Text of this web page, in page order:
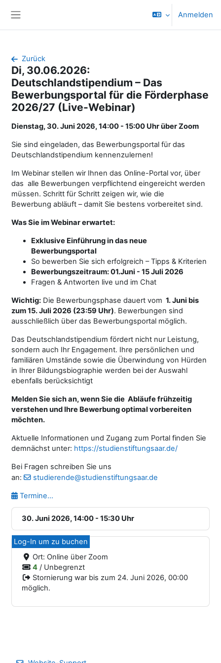
Anmelden
Zurück
Di, 30.06.2026:
Deutschlandstipendium – Das
Bewerbungsportal für die Förderphase
2026/27 (Live-Webinar)
Dienstag, 30. Juni 2026, 14:00 - 15:00 Uhr über Zoom
Sie sind eingeladen, das Bewerbungsportal für das
Deutschlandstipendium kennenzulernen!
Im Webinar stellen wir Ihnen das Online-Portal vor, über
das alle Bewerbungen verpflichtend eingereicht werden
müssen. Schritt für Schritt zeigen wir, wie die
Bewerbung abläuft – damit Sie bestens vorbereitet sind.
Was Sie im Webinar erwartet:
Exklusive Einführung in das neue
Bewerbungsportal
So bewerben Sie sich erfolgreich – Tipps & Kriterien
Bewerbungszeitraum: 01.Juni - 15 Juli 2026
Fragen & Antworten live und im Chat
Wichtig: Die Bewerbungsphase dauert vom 1. Juni bis
zum 15. Juli 2026 (23:59 Uhr). Bewerbungen sind
ausschließlich über das Bewerbungsportal möglich.
Das Deutschlandstipendium fördert nicht nur Leistung,
sondern auch Ihr Engagement. Ihre persönlichen und
familiären Umstände sowie die Überwindung von Hürden
in Ihrer Bildungsbiographie werden bei der Auswahl
ebenfalls berücksichtigt
Melden Sie sich an, wenn Sie die Abläufe frühzeitig
verstehen und Ihre Bewerbung optimal vorbereiten
möchten.
Aktuelle Informationen und Zugang zum Portal finden Sie
demnächst unter: https://studienstiftungsaar.de/
Bei Fragen schreiben Sie uns
an:
studierende@studienstiftungsaar.de
Termine...
30. Juni 2026, 14:00 - 15:30 Uhr
Log-In um zu buchen
Ort: Online über Zoom
4 / Unbegrenzt
Stornierung war bis zum 24. Juni 2026, 00:00
möglich.